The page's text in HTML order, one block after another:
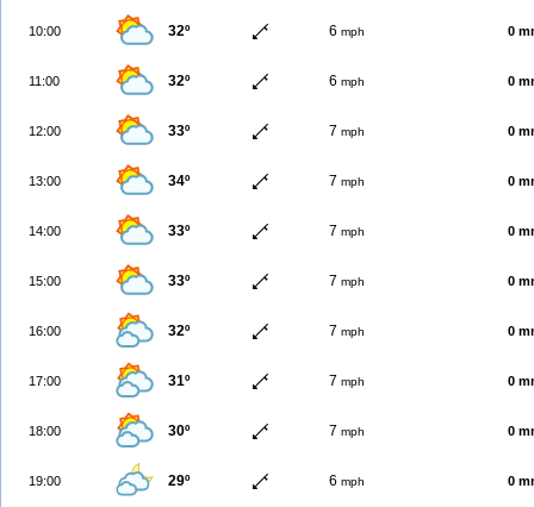
10:00 32º 6 mph 0
11:00 32º 6 mph 0
12:00 33º 7 mph 0
13:00 34º 7 mph 0
14:00 33º 7 mph 0
15:00 33º 7 mph 0
16:00 32º 7 mph 0
17:00 31º 7 mph 0
18:00 30º 7 mph 0
19:00 29º 6 mph 0